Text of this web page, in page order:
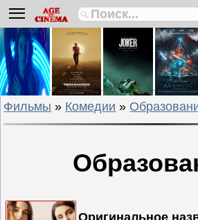
Биографии
Боевики
Вестерны
Военные
Детективы
Драмы
Мелодрамы
Фильмы » Комедии »